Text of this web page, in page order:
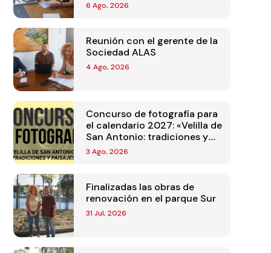
6 Ago, 2026
Reunión con el gerente de la
Sociedad ALAS
4 Ago, 2026
Concurso de fotografía para
el calendario 2027: «Velilla de
San Antonio: tradiciones y
paisajes»
3 Ago, 2026
Finalizadas las obras de
renovación en el parque Sur
31 Jul, 2026